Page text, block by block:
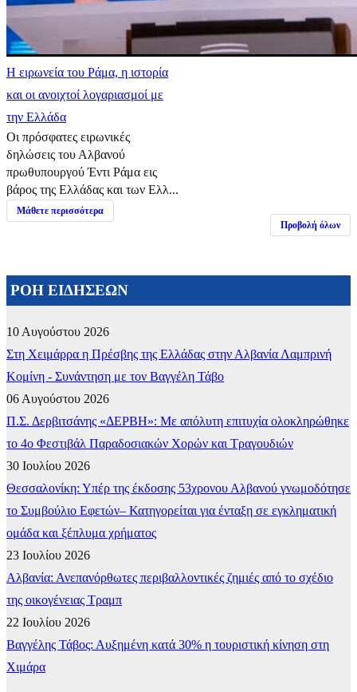
Η ειρωνεία του Ράμα, η ιστορία
και οι ανοιχτοί λογαριασμοί με
την Ελλάδα
Οι πρόσφατες ειρωνικές
δηλώσεις του Αλβανού
πρωθυπουργού Έντι Ράμα εις
βάρος της Ελλάδας και των Ελλ...
Μάθετε περισσότερα
Προβολή όλων
ΡΟΗ ΕΙΔΗΣΕΩΝ
10 Αυγούστου 2026
Στη Χειμάρρα η Πρέσβης της Ελλάδας στην Αλβανία Λαμπρινή
Κομίνη - Συνάντηση με τον Βαγγέλη Τάβο
06 Αυγούστου 2026
Π.Σ. Δερβιτσάνης «ΔΕΡΒΗ»: Με απόλυτη επιτυχία ολοκληρώθηκε
το 4ο Φεστιβάλ Παραδοσιακών Χορών και Τραγουδιών
30 Ιουλίου 2026
Θεσσαλονίκη: Υπέρ της έκδοσης 53χρονου Αλβανού γνωμοδότησε
το Συμβούλιο Εφετών– Κατηγορείται για ένταξη σε εγκληματική
ομάδα και ξέπλυμα χρήματος
23 Ιουλίου 2026
Αλβανία: Ανεπανόρθωτες περιβαλλοντικές ζημιές από το σχέδιο
της οικογένειας Τραμπ
22 Ιουλίου 2026
Βαγγέλης Τάβος: Αυξημένη κατά 30% η τουριστική κίνηση στη
Χιμάρα